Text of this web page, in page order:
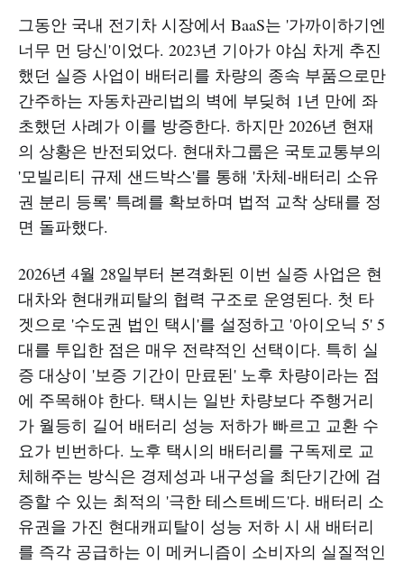
그동안 국내 전기차 시장에서 BaaS는 '가까이하기엔
너무 먼 당신'이었다. 2023년 기아가 야심 차게 추진
했던 실증 사업이 배터리를 차량의 종속 부품으로만
간주하는 자동차관리법의 벽에 부딪혀 1년 만에 좌
초했던 사례가 이를 방증한다. 하지만 2026년 현재
의 상황은 반전되었다. 현대차그룹은 국토교통부의
'모빌리티 규제 샌드박스'를 통해 '차체-배터리 소유
권 분리 등록' 특례를 확보하며 법적 교착 상태를 정
면 돌파했다.
2026년 4월 28일부터 본격화된 이번 실증 사업은 현
대차와 현대캐피탈의 협력 구조로 운영된다. 첫 타
겟으로 '수도권 법인 택시'를 설정하고 '아이오닉 5' 5
대를 투입한 점은 매우 전략적인 선택이다. 특히 실
증 대상이 '보증 기간이 만료된' 노후 차량이라는 점
에 주목해야 한다. 택시는 일반 차량보다 주행거리
가 월등히 길어 배터리 성능 저하가 빠르고 교환 수
요가 빈번하다. 노후 택시의 배터리를 구독제로 교
체해주는 방식은 경제성과 내구성을 최단기간에 검
증할 수 있는 최적의 '극한 테스트베드'다. 배터리 소
유권을 가진 현대캐피탈이 성능 저하 시 새 배터리
를 즉각 공급하는 이 메커니즘이 소비자의 실질적인